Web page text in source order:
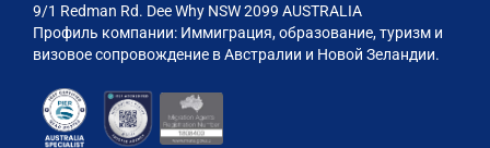
9/1 Redman Rd. Dee Why NSW 2099 AUSTRALIA
Профиль компании: Иммиграция, образование, туризм и
визовое сопровождение в Австралии и Новой Зеландии.